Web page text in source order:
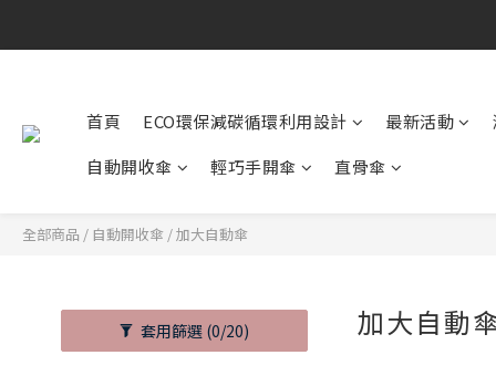
首頁 ECO環保減碳循環利用設計 最新活動
自動開收傘
輕巧手開傘 直骨傘
全部商品 / 自動開收傘 /加大自動傘
套用篩選 (0/20) 加大自動